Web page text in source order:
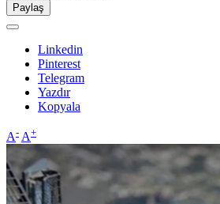
Paylaş
Linkedin
Pinterest
Telegram
Yazdır
Kopyala
A- A+